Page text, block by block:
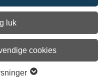
luk
cookies
en lille samlet gruppe der
et…